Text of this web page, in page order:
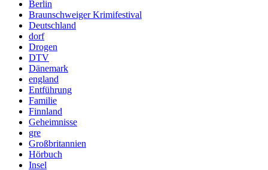
Berlin
Braunschweiger Krimifestival
Deutschland
dorf
Drogen
DTV
Dänemark
england
Entführung
Familie
Finnland
Geheimnisse
gre
Großbritannien
Hörbuch
Insel